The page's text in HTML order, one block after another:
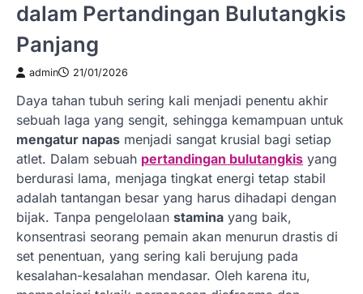
dalam Pertandingan Bulutangkis
Panjang
admin 21/01/2026
Daya tahan tubuh sering kali menjadi penentu akhir
sebuah laga yang sengit, sehingga kemampuan untuk
mengatur napas menjadi sangat krusial bagi setiap
atlet. Dalam sebuah pertandingan bulutangkis yang
berdurasi lama, menjaga tingkat energi tetap stabil
adalah tantangan besar yang harus dihadapi dengan
bijak. Tanpa pengelolaan stamina yang baik,
konsentrasi seorang pemain akan menurun drastis di
set penentuan, yang sering kali berujung pada
kesalahan-kesalahan mendasar. Oleh karena itu,